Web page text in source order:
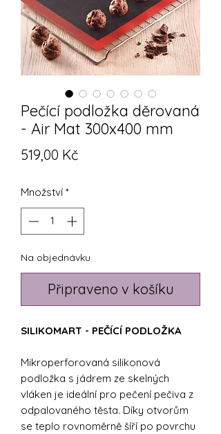
Pečící podložka děrovaná
- Air Mat 300x400 mm
519,00 KčCena
Množství *
Na objednávku
Připraveno v košíku
SILIKOMART - PEČÍCÍ PODLOŽKA
Mikroperforovaná silikonová
podložka s jádrem ze skelných
vláken je ideální pro pečení pečiva z
odpalovaného těsta. Díky otvorům
se teplo rovnoměrně šíří po povrchu